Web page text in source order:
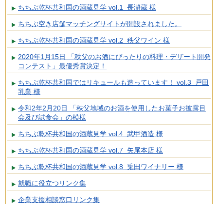
ちちぶ乾杯共和国の酒蔵見学 vol.1 長瀞蔵 様
ちちぶ空き店舗マッチングサイトが開設されました。
ちちぶ乾杯共和国の酒蔵見学 vol.2 秩父ワイン 様
2020年1月15日 「秩父のお酒にぴったりの料理・デザート開発
コンテスト」最優秀賞決定！
ちちぶ乾杯共和国ではリキュールも造っています！ vol.3 戸田
乳業 様
令和2年2月20日 「秩父地域のお酒を使用したお菓子お披露目
会及び試食会」の模様
ちちぶ乾杯共和国の酒蔵見学 vol.4 武甲酒造 様
ちちぶ乾杯共和国の酒蔵見学 vol.7 矢尾本店 様
ちちぶ乾杯共和国の酒蔵見学 vol.8 兎田ワイナリー 様
就職に役立つリンク集
企業支援相談窓口リンク集